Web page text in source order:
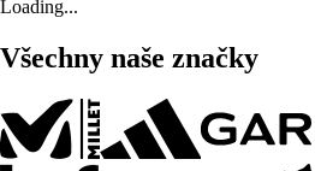
Loading...
Všechny naše značky